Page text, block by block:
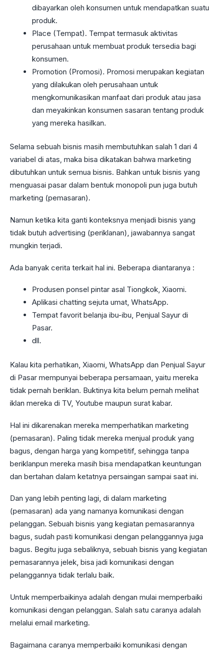
dibayarkan oleh konsumen untuk mendapatkan suatu
produk.
Place (Tempat). Tempat termasuk aktivitas
perusahaan untuk membuat produk tersedia bagi
konsumen.
Promotion (Promosi). Promosi merupakan kegiatan
yang dilakukan oleh perusahaan untuk
mengkomunikasikan manfaat dari produk atau jasa
dan meyakinkan konsumen sasaran tentang produk
yang mereka hasilkan.
Selama sebuah bisnis masih membutuhkan salah 1 dari 4
variabel di atas, maka bisa dikatakan bahwa marketing
dibutuhkan untuk semua bisnis. Bahkan untuk bisnis yang
menguasai pasar dalam bentuk monopoli pun juga butuh
marketing (pemasaran).
Namun ketika kita ganti konteksnya menjadi bisnis yang
tidak butuh advertising (periklanan), jawabannya sangat
mungkin terjadi.
Ada banyak cerita terkait hal ini. Beberapa diantaranya :
Produsen ponsel pintar asal Tiongkok, Xiaomi.
Aplikasi chatting sejuta umat, WhatsApp.
Tempat favorit belanja ibu-ibu, Penjual Sayur di
Pasar.
dll.
Kalau kita perhatikan, Xiaomi, WhatsApp dan Penjual Sayur
di Pasar mempunyai beberapa persamaan, yaitu mereka
tidak pernah beriklan. Buktinya kita belum pernah melihat
iklan mereka di TV, Youtube maupun surat kabar.
Hal ini dikarenakan mereka memperhatikan marketing
(pemasaran). Paling tidak mereka menjual produk yang
bagus, dengan harga yang kompetitif, sehingga tanpa
beriklanpun mereka masih bisa mendapatkan keuntungan
dan bertahan dalam ketatnya persaingan sampai saat ini.
Dan yang lebih penting lagi, di dalam marketing
(pemasaran) ada yang namanya komunikasi dengan
pelanggan. Sebuah bisnis yang kegiatan pemasarannya
bagus, sudah pasti komunikasi dengan pelanggannya juga
bagus. Begitu juga sebaliknya, sebuah bisnis yang kegiatan
pemasarannya jelek, bisa jadi komunikasi dengan
pelanggannya tidak terlalu baik.
Untuk memperbaikinya adalah dengan mulai memperbaiki
komunikasi dengan pelanggan. Salah satu caranya adalah
melalui email marketing.
Bagaimana caranya memperbaiki komunikasi dengan